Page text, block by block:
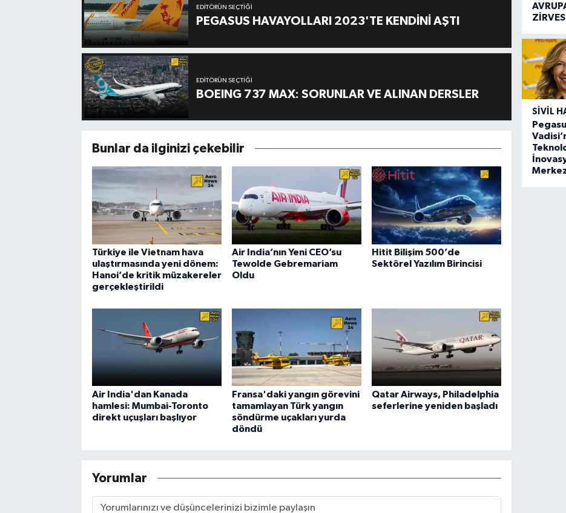
EDITÖRÜN SEÇTIĞI
PEGASUS HAVAYOLLARI 2023'TE KENDİNİ AŞTI
EDITÖRÜN SEÇTIĞI
BOEING 737 MAX: SORUNLAR VE ALINAN DERSLER
Bunlar da ilginizi çekebilir
Türkiye ile Vietnam hava
ulaştırmasında yeni dönem:
Hanoi’de kritik müzakereler
gerçekleştirildi
Air India’nın Yeni CEO’su
Tewolde Gebremariam
Oldu
Hitit Bilişim 500’de
Sektörel Yazılım Birincisi
Air India'dan Kanada
hamlesi: Mumbai-Toronto
direkt uçuşları başlıyor
Fransa'daki yangın görevini
tamamlayan Türk yangın
söndürme uçakları yurda
döndü
Qatar Airways, Philadelphia
seferlerine yeniden başladı
Yorumlar
SIVIL